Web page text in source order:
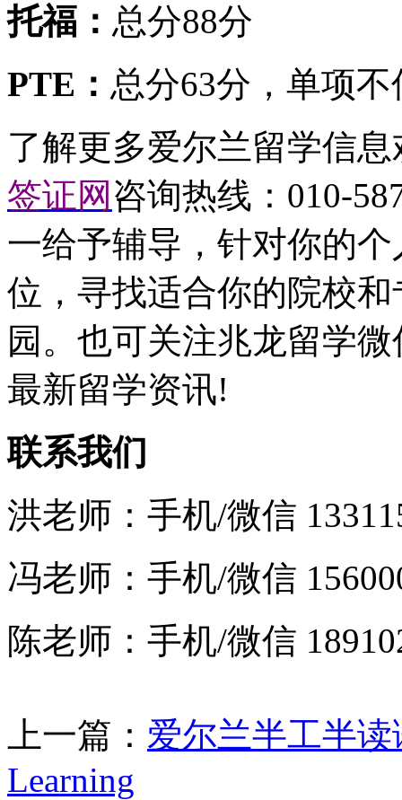
托福： 总分88分
PTE： 总分63分，单项不
了解更多爱尔兰留学信
签证网 咨询热线：010-
一给予辅导，针对你的
位，寻找适合你的院校
园。也可关注兆龙留学
最新留学资讯!
联系我们
洪老师：手机/微信
冯老师：手机/微信
陈老师：手机/微信
上一篇： 爱尔兰半工半
Learning